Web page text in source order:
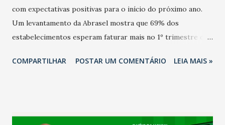
com expectativas positivas para o início do próximo ano.
Um levantamento da Abrasel mostra que 69% dos
estabelecimentos esperam faturar mais no 1º trimestre de
relação ao último trimestre deste ano, 56% também
confraternizações de fim de ano e pelo pagamento do 13º
COMPARTILHAR POSTAR UM COMENTÁRIO LEIA MAIS »